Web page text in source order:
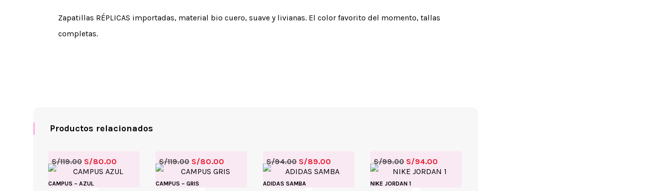
Zapatillas RÉPLICAS importadas, material bio cuero, suave y livianas. El color favorito del momento, tallas
completas.
Productos relacionados
CAMPUS – AZUL
S/119.00 S/80.00
CAMPUS – GRIS
S/119.00 S/80.00
ADIDAS SAMBA
S/94.00 S/89.00
NIKE JORDAN 1
S/99.00 S/94.00